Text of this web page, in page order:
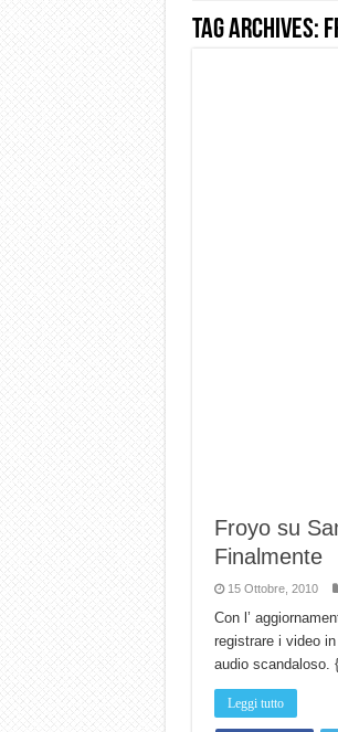
Tag Archives:
Froyo su
Finalmente
15 Ottobre, 2010
Con l’
registrare i video
audio scandaloso.
Leggi tutto